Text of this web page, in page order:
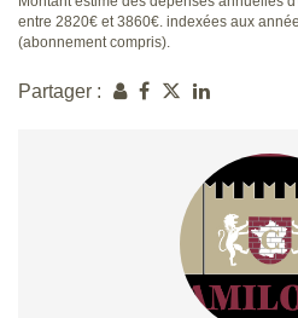
entre 2820€ et 3860€. indexées aux
(abonnement compris).
Partager :